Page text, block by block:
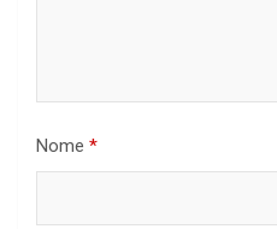
Nome *